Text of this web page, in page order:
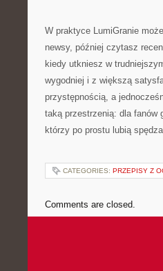
W praktyce LumiGranie
newsy, później czytasz
kiedy utkniesz w
wygodniej i z większą
przystępnością, a
taką przestrzenią: dla fanów
którzy po prostu lubią
CATEGORIES: PRZEPISY Z
Comments are closed.